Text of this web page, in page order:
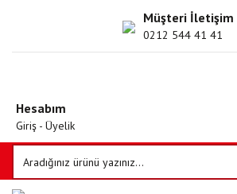
Müşteri İletişim
0212 544 41 41
Hesabım
Giriş - Üyelik